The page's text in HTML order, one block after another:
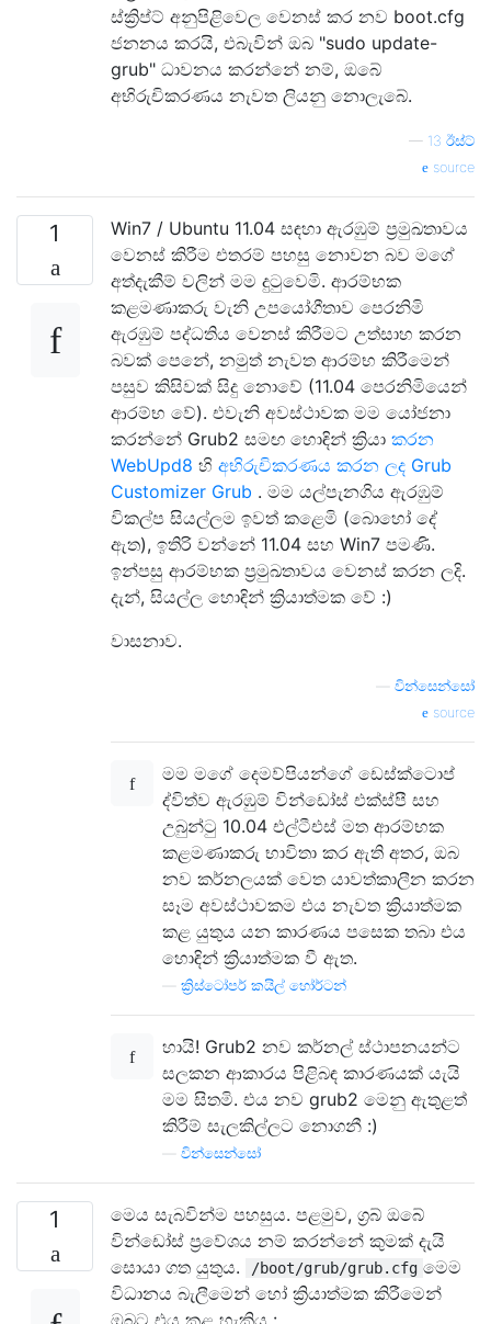
ස්ක්‍රිප්ට් අනුපිළිවෙල වෙනස් කර නව boot.cfg
ජනනය කරයි, එබැවින් ඔබ "sudo update-
grub" ධාවනය කරන්නේ නම්, ඔබේ
අභිරුචිකරණය නැවත ලියනු නොලැබේ.
— 13 ඊස්ට්
source
1
Win7 / Ubuntu 11.04 සඳහා ඇරඹුම් ප්‍රමුඛතාවය
වෙනස් කිරීම එතරම් පහසු නොවන බව මගේ
අත්දැකීම් වලින් මම දුටුවෙමි. ආරම්භක
කළමණාකරු වැනි උපයෝගීතාව පෙරනිමි
ඇරඹුම් පද්ධතිය වෙනස් කිරීමට උත්සාහ කරන
බවක් පෙනේ, නමුත් නැවත ආරම්භ කිරීමෙන්
පසුව කිසිවක් සිදු නොවේ (11.04 පෙරනිමියෙන්
ආරම්භ වේ). එවැනි අවස්ථාවක මම යෝජනා
කරන්නේ Grub2 සමඟ හොඳින් ක්‍රියා කරන
WebUpd8 හි අභිරුචිකරණය කරන ලද Grub
Customizer Grub . මම යල්පැනගිය ඇරඹුම්
විකල්ප සියල්ලම ඉවත් කළෙමි (බොහෝ දේ
ඇත), ඉතිරි වන්නේ 11.04 සහ Win7 පමණි.
ඉන්පසු ආරම්භක ප්‍රමුඛතාවය වෙනස් කරන ලදි.
දැන්, සියල්ල හොඳින් ක්‍රියාත්මක වේ :)
වාසනාව.
වින්සෙන්සෝ
source
මම මගේ දෙමව්පියන්ගේ ඩෙස්ක්ටොප්
ද්විත්ව ඇරඹුම් වින්ඩෝස් එක්ස්පී සහ
උබුන්ටු 10.04 එල්ටීඑස් මත ආරම්භක
කළමණාකරු භාවිතා කර ඇති අතර, ඔබ
නව කර්නලයක් වෙත යාවත්කාලීන කරන
සෑම අවස්ථාවකම එය නැවත ක්‍රියාත්මක
කළ යුතුය යන කාරණය පසෙක තබා එය
හොඳින් ක්‍රියාත්මක වී ඇත.
ක්‍රිස්ටෝපර් කයිල් හෝර්ටන්
හායි! Grub2 නව කර්නල් ස්ථාපනයන්ට
සලකන ආකාරය පිළිබඳ කාරණයක් යැයි
මම සිතමි. එය නව grub2 මෙනු ඇතුළත්
කිරීම් සැලකිල්ලට නොගනී :)
වින්සෙන්සෝ
1
මෙය සැබවින්ම පහසුය. පළමුව, ග්‍රබ් ඔබේ
වින්ඩෝස් ප්‍රවේශය නම් කරන්නේ කුමක් දැයි
සොයා ගත යුතුය.
/boot/grub/grub.cfg මෙම
විධානය බැලීමෙන් හෝ ක්‍රියාත්මක කිරීමෙන්
ඔබට එය කළ හැකිය :